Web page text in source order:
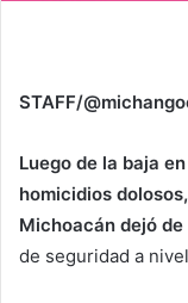
STAFF/
Luego de la baja
homicidios
Michoacán dejó
de seguridad a